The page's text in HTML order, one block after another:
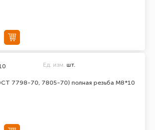
7798-70, 7805-70) полная резьба М8*10
Ед. изм. шт.